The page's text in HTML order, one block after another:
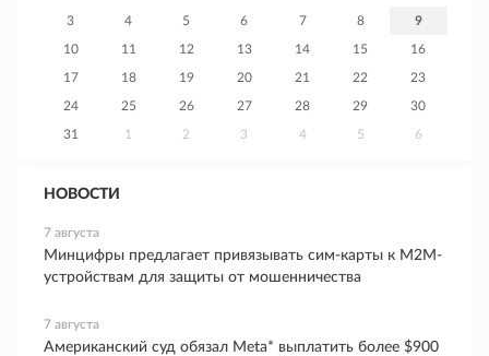
3 4 5 6 7 8 9
10 11 12 13 14 15 16
17 18 19 20 21 22 23
24 25 26 27 28 29 30
31 1 2 3 4 5 6
НОВОСТИ
7 августа
Минцифры предлагает привязывать сим-карты к M2M-
устройствам для защиты от мошенничества
7 августа
Американский суд обязал Meta* выплатить более $900